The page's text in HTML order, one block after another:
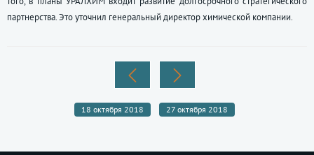
партнерства. Это уточнил генеральный директор химической компании.
18 октября 2018 27 октября 2018